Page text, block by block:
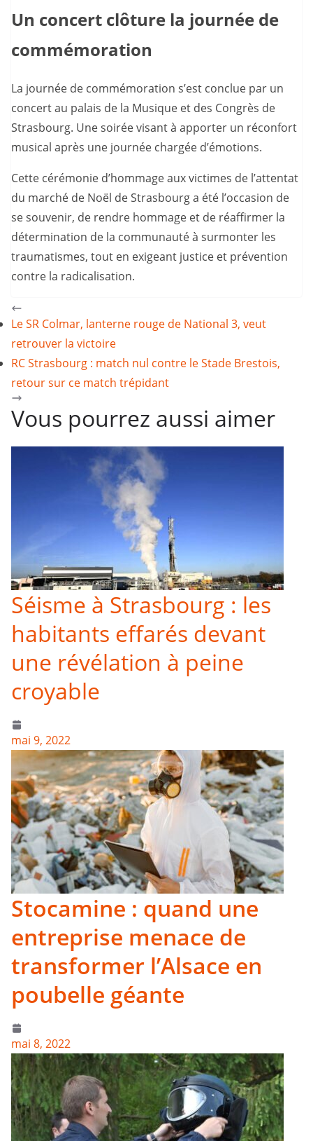
Un concert clôture la journée de
commémoration
La journée de commémoration s’est conclue par un
concert au palais de la Musique et des Congrès de
Strasbourg. Une soirée visant à apporter un réconfort
musical après une journée chargée d’émotions.
Cette cérémonie d’hommage aux victimes de l’attentat
du marché de Noël de Strasbourg a été l’occasion de
se souvenir, de rendre hommage et de réaffirmer la
détermination de la communauté à surmonter les
traumatismes, tout en exigeant justice et prévention
contre la radicalisation.
Le SR Colmar, lanterne rouge de National 3, veut
retrouver la victoire
RC Strasbourg : match nul contre le Stade Brestois,
retour sur ce match trépidant
Vous pourrez aussi aimer
Séisme à Strasbourg : les
habitants effarés devant
une révélation à peine
croyable
mai 9, 2022
Stocamine : quand une
entreprise menace de
transformer l’Alsace en
poubelle géante
mai 8, 2022